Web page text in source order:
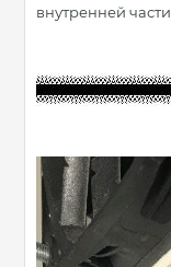
внутренней части.